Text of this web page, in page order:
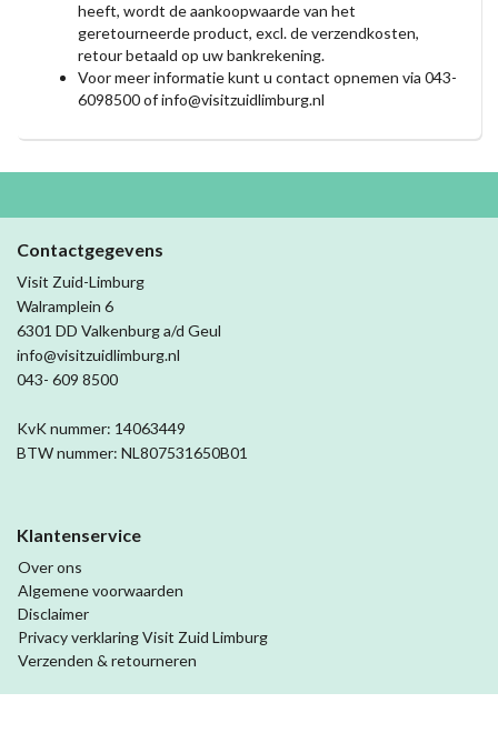
heeft, wordt de aankoopwaarde van het
geretourneerde product, excl. de verzendkosten,
retour betaald op uw bankrekening.
Voor meer informatie kunt u contact opnemen via 043-
6098500 ofinfo@visitzuidlimburg.nl
Contactgegevens
Visit Zuid-Limburg
Walramplein 6
6301 DD Valkenburg a/d Geul
info@visitzuidlimburg.nl
043- 609 8500
KvK nummer: 14063449
BTW nummer: NL807531650B01
Klantenservice
Over ons
Algemene voorwaarden
Disclaimer
Privacy verklaring Visit Zuid Limburg
Verzenden & retourneren